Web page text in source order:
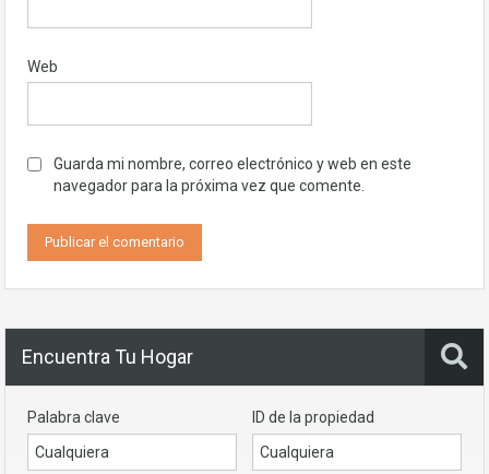
Web
Guarda mi nombre, correo electrónico y web en este
navegador para la próxima vez que comente.
Encuentra Tu Hogar
Palabra clave ID de la propiedad